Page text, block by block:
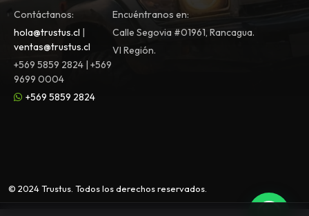
Contáctanos:
hola@trustus.cl |
ventas@trustus.cl
+569 5859 2824 | +569
9699 0004
+569 5859 2824
Encuéntranos en:
Calle Segovia #01961, Rancagua.
VI Región.
© 2024 Trustus. Todos los derechos reservados.